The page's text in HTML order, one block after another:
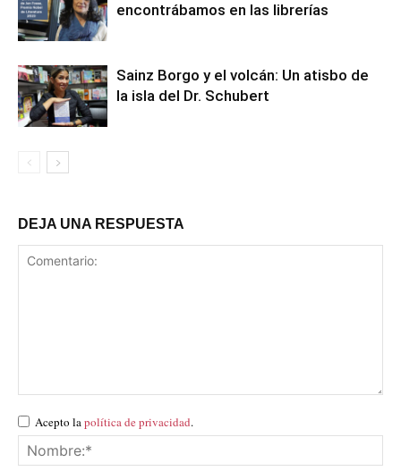
encontrábamos en las librerías
Sainz Borgo y el volcán: Un atisbo de
la isla del Dr. Schubert
DEJA UNA RESPUESTA
Acepto lapolítica de privacidad.